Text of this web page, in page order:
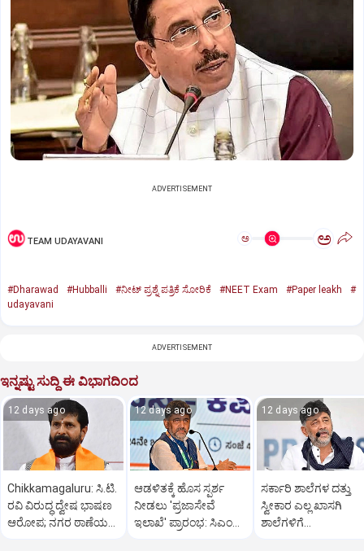
ADVERTISEMENT
TEAM UDAYAVANI ಅ ಅ
#Dharawad #Hubballi #ನೀಟ್ ಪ್ರಶ್ನೆ ಪತ್ರಿಕೆ ಸೋರಿಕೆ #NEET Exam #Paper leakh
#
udayavani
ADVERTISEMENT
ಇನ್ನಷ್ಟು ಸುದ್ದಿ ಈ ವಿಭಾಗದಿಂದ
12 days ago
Chikkamagaluru: ಸಿ.ಟಿ.
ರವಿ ವಿರುದ್ಧ ದ್ವೇಷ ಭಾಷಣ
ಆರೋಪ; ನಗರ ಠಾಣೆಯಲ್ಲಿ
12 days ago
ಆಡಳಿತಕ್ಕೆ ಹೊಸ ಸ್ಪರ್ಶ
ನೀಡಲು 'ಪ್ರಜಾಸೇವೆ
ಇಲಾಖೆ' ಪ್ರಾರಂಭ: ಸಿಎಂ
12 days ago
ಸರ್ಕಾರಿ ಶಾಲೆಗಳ ದತ್ತು
ಸ್ವೀಕಾರ ಎಲ್ಲ ಖಾಸಗಿ
ಶಾಲೆಗಳಿಗೆ